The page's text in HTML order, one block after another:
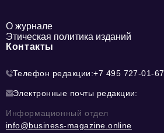
О журнале
Этическая политика изданий
Контакты
Телефон редакции:+7 495 727-01-67
Электронные почты редакции:
Информационный отдел
info@business-magazine.online